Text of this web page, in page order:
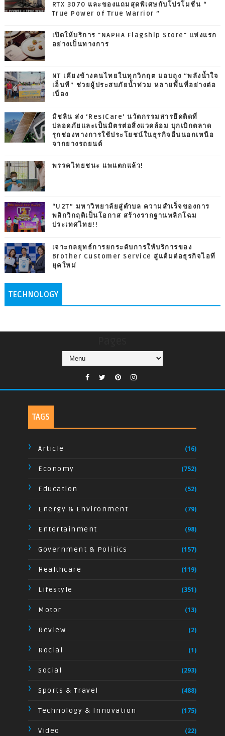
RTX 3070 และของแถมสุดพิเศษกับโปรโมชั่น “
True Power of True Warrior ”
เปิดให้บริการ "NAPHA Flagship Store" แห่งแรก
อย่างเป็นทางการ
NT เคียงข้างคนไทยในทุกวิกฤต มอบถุง “พลังน้ำใจ
เอ็นที” ช่วยผู้ประสบภัยน้ำท่วม หลายพื้นที่อย่างต่อ
เนื่อง
มิชลิน ส่ง ‘ResiCare’ นวัตกรรมสารยึดติดที่
ปลอดภัยและเป็นมิตรต่อสิ่งแวดล้อม บุกเบิกตลาด
รุกช่องทางการใช้ประโยชน์ในธุรกิจอื่นนอกเหนือ
จากยางรถยนต์
พรรคไทยชนะ แพแตกแล้ว!
“U2T” มหาวิทยาลัยสู่ตำบล ความสำเร็จของการ
พลิกวิกฤติเป็นโอกาส สร้างรากฐานพลิกโฉม
ประเทศไทย!!
เจาะกลยุทธ์การยกระดับการให้บริการของ
Brother Customer Service สู่แต้มต่อธุรกิจไอที
ยุคใหม่
TECHNOLOGY
TAGS
Article (16)
Economy (752)
Education (52)
Energy & Environment (79)
Entertainment (98)
Government & Politics (157)
Healthcare (119)
Lifestyle (351)
Motor (13)
Review (2)
Rocial (1)
Social (293)
Sports & Travel (488)
Technology & Innovation (175)
Video (22)